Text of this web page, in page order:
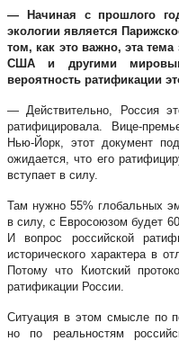
— Начиная с прошлого
экологии является
том, как это важно, эта тема
США и другими
вероятность ратификации
— Действительно, Россия
ратифицировала. Вице-
Нью-Йорк, этот документ
ожидается, что его
вступает в силу.
Там нужно 55% глобальных
в силу, с Евросоюзом будет
И вопрос российской
исторического характера в
Потому что Киотский
ратификации России.
Ситуация в этом смысле по
но по реальностям